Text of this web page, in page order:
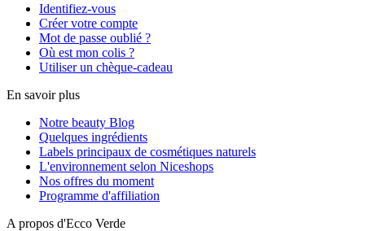
Identifiez-vous
Créer votre compte
Mot de passe oublié ?
Où est mon colis ?
Utiliser un chèque-cadeau
En savoir plus
Notre beauty Blog
Quelques ingrédients
Labels principaux de cosmétiques naturels
L'environnement selon Niceshops
Nos offres du moment
Programme d'affiliation
A propos d'Ecco Verde